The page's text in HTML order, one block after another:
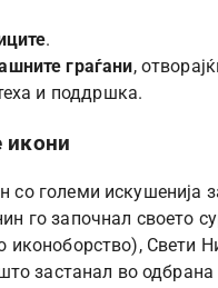
.
граѓани,
и поддршка.
икони
големи искушенија
го започнал своето
иконоборство), Свети
застанал во одбрана